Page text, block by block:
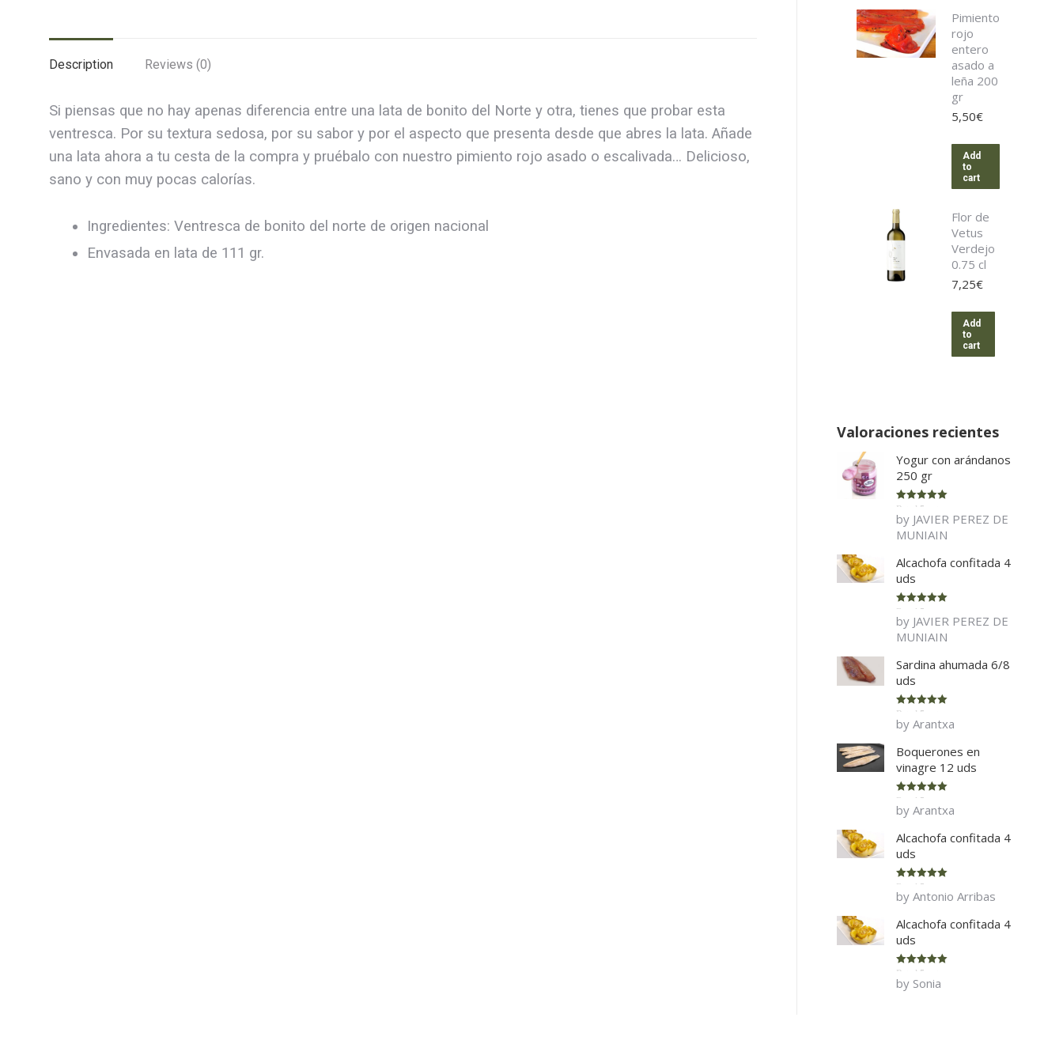
Description Reviews (0)
Si piensas que no hay apenas diferencia entre una lata de bonito del Norte y otra, tienes que probar esta
ventresca. Por su textura sedosa, por su sabor y por el aspecto que presenta desde que abres la lata. Añade
una lata ahora a tu cesta de la compra y pruébalo con nuestro pimiento rojo asado o escalivada… Delicioso,
sano y con muy pocas calorías.
Ingredientes: Ventresca de bonito del norte de origen nacional
Envasada en lata de 111 gr.
Pimiento
rojo
entero
asado a
leña 200
gr
5,50€
Add
to
cart
Flor de
Vetus
Verdejo
0.75 cl
7,25€
Add
to
cart
Valoraciones recientes
Yogur con arándanos
250 gr
Rated 5
of 5
by JAVIER PEREZ DE
MUNIAIN
Alcachofa confitada 4
uds
Rated 5
of 5
by JAVIER PEREZ DE
MUNIAIN
Sardina ahumada 6/8
uds
Rated 5
of 5
by Arantxa
Boquerones en
vinagre 12 uds
Rated 5
of 5
by Arantxa
Alcachofa confitada 4
uds
Rated 5
of 5
by Antonio Arribas
Alcachofa confitada 4
uds
Rated 5
of 5
by Sonia